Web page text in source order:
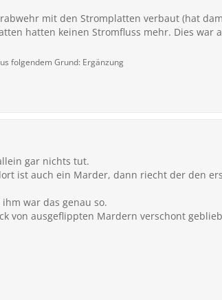
mit den Stromplatten verbaut (hat
hatten keinen Stromfluss mehr. Dies war
folgendem Grund: Ergänzung
gar nichts tut.
ist auch ein Marder, dann riecht der den
war das genau so.
von ausgeflippten Mardern verschont